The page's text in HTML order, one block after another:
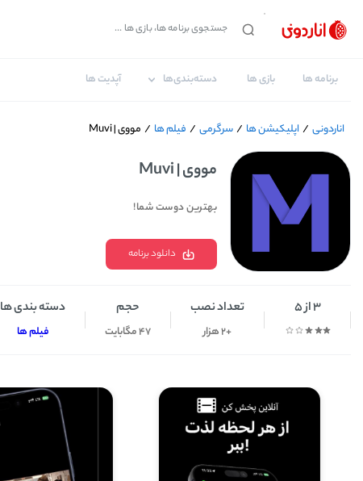
برنامه ها بازی ها دسته‌بندی‌ها آپدیت ها
اناردونی / اپلیکیشن ها /سرگرمی / فیلم ها / مووی | Muvi
مووی | Muvi
بهترین دوست شما!
دانلود برنامه
3 از 5 تعداد نصب
+2 هزار
حجم
47 مگابایت
دسته بندی ها
فیلم ها